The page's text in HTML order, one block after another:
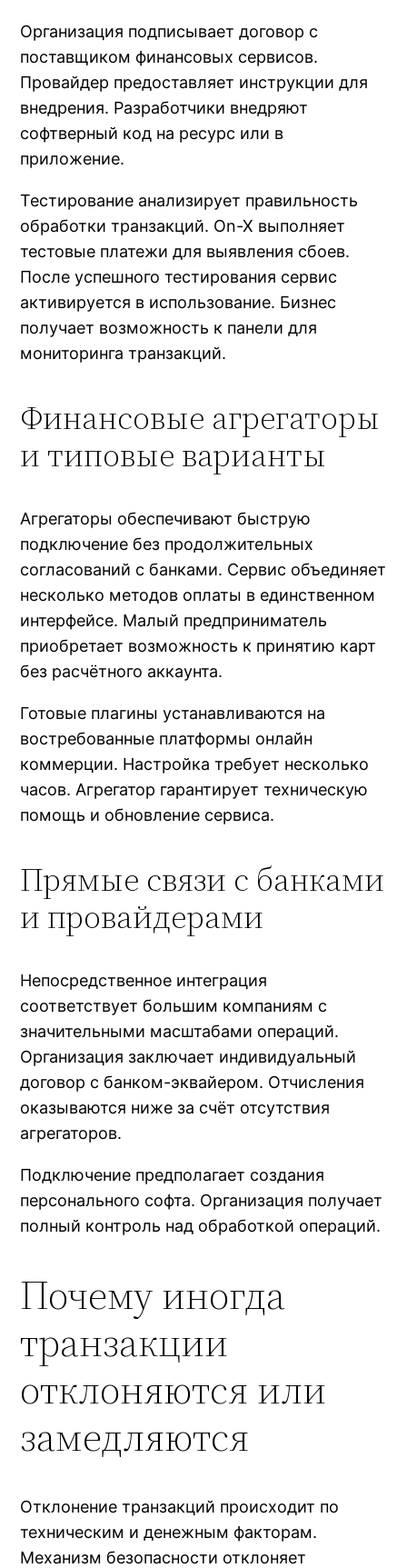
Организация подписывает договор с
поставщиком финансовых сервисов.
Провайдер предоставляет инструкции для
внедрения. Разработчики внедряют
софтверный код на ресурс или в
приложение.
Тестирование анализирует правильность
обработки транзакций. On-X выполняет
тестовые платежи для выявления сбоев.
После успешного тестирования сервис
активируется в использование. Бизнес
получает возможность к панели для
мониторинга транзакций.
Финансовые агрегаторы
и типовые варианты
Агрегаторы обеспечивают быструю
подключение без продолжительных
согласований с банками. Сервис объединяет
несколько методов оплаты в единственном
интерфейсе. Малый предприниматель
приобретает возможность к принятию карт
без расчётного аккаунта.
Готовые плагины устанавливаются на
востребованные платформы онлайн
коммерции. Настройка требует несколько
часов. Агрегатор гарантирует техническую
помощь и обновление сервиса.
Прямые связи с банками
и провайдерами
Непосредственное интеграция
соответствует большим компаниям с
значительными масштабами операций.
Организация заключает индивидуальный
договор с банком-эквайером. Отчисления
оказываются ниже за счёт отсутствия
агрегаторов.
Подключение предполагает создания
персонального софта. Организация получает
полный контроль над обработкой операций.
Почему иногда
транзакции
отклоняются или
замедляются
Отклонение транзакций происходит по
техническим и денежным факторам.
Механизм безопасности отклоняет